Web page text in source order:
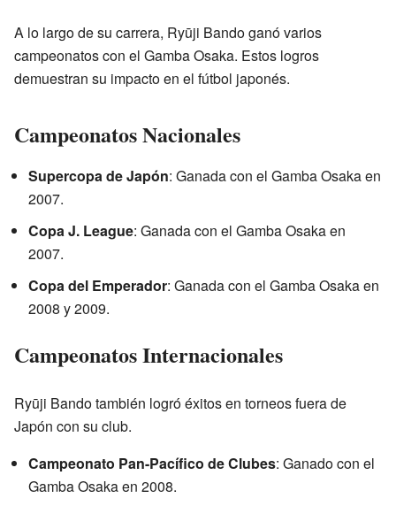
A lo largo de su carrera, Ryūji Bando ganó varios
campeonatos con el Gamba Osaka. Estos logros
demuestran su impacto en el fútbol japonés.
Campeonatos Nacionales
Supercopa de Japón: Ganada con el Gamba Osaka en
2007.
Copa J. League: Ganada con el Gamba Osaka en
2007.
Copa del Emperador: Ganada con el Gamba Osaka en
2008 y 2009.
Campeonatos Internacionales
Ryūji Bando también logró éxitos en torneos fuera de
Japón con su club.
Campeonato Pan-Pacífico de Clubes: Ganado con el
Gamba Osaka en 2008.